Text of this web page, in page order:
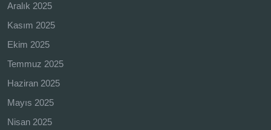
Aralık 2025
Kasım 2025
Ekim 2025
Temmuz 2025
Haziran 2025
Mayıs 2025
Nisan 2025